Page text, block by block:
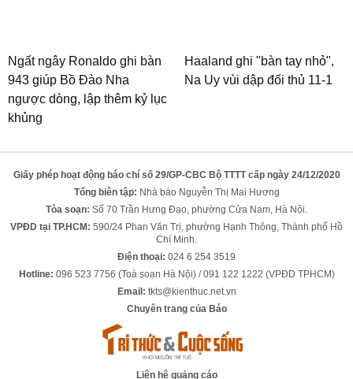
Ngất ngây Ronaldo ghi bàn
943 giúp Bồ Đào Nha
ngược dòng, lập thêm kỷ lục
khủng
Haaland ghi "bàn tay nhỏ",
Na Uy vùi dập đối thủ 11-1
Giấy phép hoạt động báo chí số 29/GP-CBC Bộ TTTT cấp ngày 24/12/2020
Tổng biên tập: Nhà báo Nguyễn Thị Mai Hương
Tòa soạn: Số 70 Trần Hưng Đạo, phường Cửa Nam, Hà Nội.
VPĐD tại TP.HCM: 590/24 Phan Văn Trị, phường Hạnh Thông, Thành phố Hồ
Chí Minh.
Điện thoại: 024 6 254 3519
Hotline: 096 523 7756 (Toà soạn Hà Nội) / 091 122 1222 (VPĐD TPHCM)
Email: tkts@kienthuc.net.vn
Chuyên trang của Báo
Liên hệ quảng cáo